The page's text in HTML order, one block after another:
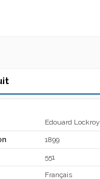
Edouard Lockroy
1899
551
Français